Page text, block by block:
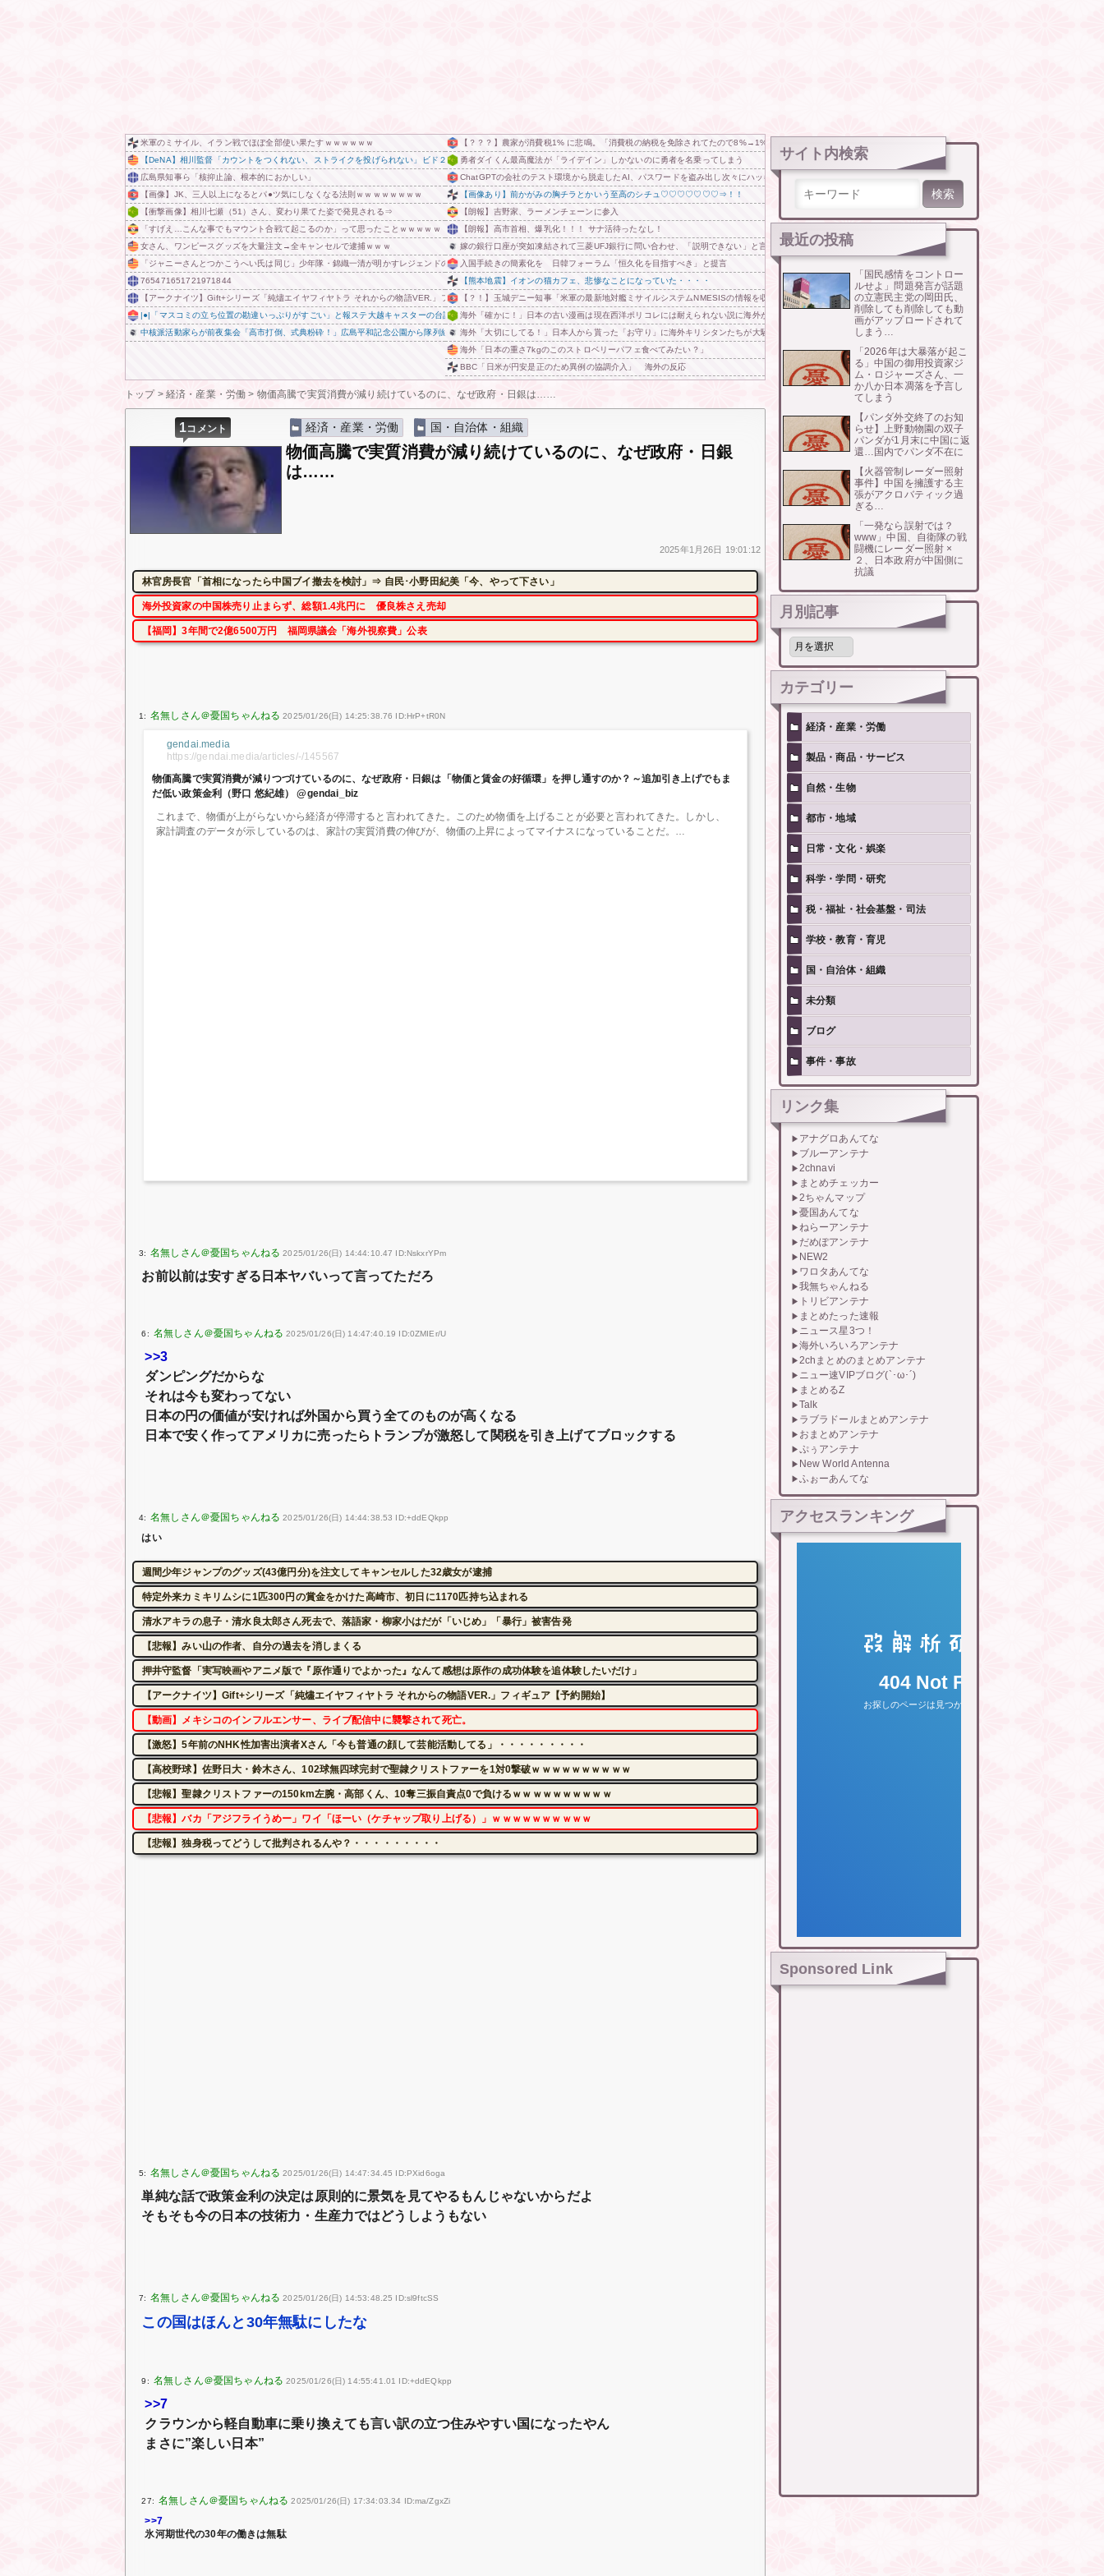
米軍のミサイル、イラン戦でほぼ全部使い果たすｗｗｗｗｗｗ
【DeNA】相川監督「カウントをつくれない、ストライクを投げられない」ビド２軍再調整を明言
広島県知事ら「核抑止論、根本的におかしい」
【画像】JK、三人以上になるとパ●ツ気にしなくなる法則ｗｗｗｗｗｗｗｗ
【衝撃画像】相川七瀬（51）さん、変わり果てた姿で発見される⇒
「すげえ…こんな事でもマウント合戦て起こるのか」って思ったことｗｗｗｗｗ
女さん、ワンピースグッズを大量注文→全キャンセルで逮捕ｗｗｗ
「ジャニーさんとつかこうへい氏は同じ」少年隊・錦織一清が明かすレジェンドの共通点と我流の演出論
765471651721971844
【アークナイツ】Gift+シリーズ「純燼エイヤフィヤトラ それからの物語VER.」フィギュア【予約開始】
|●|「マスコミの立ち位置の勘違いっぷりがすごい」と報ステ大越キャスターの台詞に視聴者絶句、高市とトランプを同列視させようという思惑がひしひしと
中核派活動家らが前夜集会「高市打倒、式典粉砕！」広島平和記念公園から隊列組みデモ行進 他
【？？？】農家が消費税1% に悲鳴。「消費税の納税を免除されてたので8%→1%だと手取りが7%減るんです」
勇者ダイくん最高魔法が「ライデイン」しかないのに勇者を名乗ってしまう
ChatGPTの会社のテスト環境から脱走したAI、パスワードを盗み出し次々にハッキングしていたことが判明
【画像あり】前かがみの胸チラとかいう至高のシチュ♡♡♡♡♡♡♡⇒！！
【朗報】吉野家、ラーメンチェーンに参入
【朗報】高市首相、爆乳化！！！ サナ活待ったなし！
嫁の銀行口座が突如凍結されて三菱UFJ銀行に問い合わせ、「説明できない」と言われて警察に相談しにいくと……
入国手続きの簡素化を 日韓フォーラム「恒久化を目指すべき」と提言
【熊本地震】イオンの猫カフェ、悲惨なことになっていた・・・・
【？！】玉城デニー知事「米軍の最新地対艦ミサイルシステムNMESISの情報を収集したい」
海外「確かに！」日本の古い漫画は現在西洋ポリコレには耐えられない説に海外が大騒ぎ
海外「大切にしてる！」日本人から貰った「お守り」に海外キリシタンたちが大騒ぎ
海外「日本の重さ7kgのこのストロベリーパフェ食べてみたい？」
BBC「日米が円安是正のため異例の協調介入」 海外の反応
トップ> 経済・産業・労働 > 物価高騰で実質消費が減り続けているのに、なぜ政府・日銀は……
1コメント 経済・産業・労働 国・自治体・組織
物価高騰で実質消費が減り続けているのに、なぜ政府・日銀
は……
2025年1月26日 19:01:12
林官房長官「首相になったら中国ブイ撤去を検討」⇒ 自民･小野田紀美「今、やって下さい」
海外投資家の中国株売り止まらず、総額1.4兆円に 優良株さえ売却
【福岡】3年間で2億6500万円 福岡県議会「海外視察費」公表
1: 2025/01/26(日) 14:25:38.76 ID:HrP+tR0N
gendai.media
https://gendai.media/articles/-/145567
物価高騰で実質消費が減りつづけているのに、なぜ政府・日銀は「物価と賃金の好循環」を押し通すのか？～追加引き上げでもま
だ低い政策金利（野口 悠紀雄） @gendai_biz
これまで、物価が上がらないから経済が停滞すると言われてきた。このため物価を上げることが必要と言われてきた。しかし、
家計調査のデータが示しているのは、家計の実質消費の伸びが、物価の上昇によってマイナスになっていることだ。
3: 2025/01/26(日) 14:44:10.47 ID:NskxrYPm
お前以前は安すぎる日本ヤバいって言ってただろ
6: 2025/01/26(日) 14:47:40.19 ID:0ZMIEr/U
>>3
ダンピングだからな
それは今も変わってない
日本の円の価値が安ければ外国から買う全てのものが高くなる
日本で安く作ってアメリカに売ったらトランプが激怒して関税を引き上げてブロックする
4: 2025/01/26(日) 14:44:38.53 ID:+ddEQkpp
はい
週間少年ジャンプのグッズ(43億円分)を注文してキャンセルした32歳女が逮捕
特定外来カミキリムシに1匹300円の賞金をかけた高崎市、初日に1170匹持ち込まれる
清水アキラの息子・清水良太郎さん死去で、落語家・柳家小はだが「いじめ」「暴行」被害告発
【悲報】みい山の作者、自分の過去を消しまくる
押井守監督「実写映画やアニメ版で『原作通りでよかった』なんて感想は原作の成功体験を追体験したいだけ」
【アークナイツ】Gift+シリーズ「純燼エイヤフィヤトラ それからの物語VER.」フィギュア【予約開始】
【動画】メキシコのインフルエンサー、ライブ配信中に襲撃されて死亡。
【激怒】5年前のNHK性加害出演者Xさん「今も普通の顔して芸能活動してる」・・・・・・・・・
【高校野球】佐野日大・鈴木さん、102球無四球完封で聖隷クリストファーを1対0撃破ｗｗｗｗｗｗｗｗｗｗ
【悲報】聖隷クリストファーの150km左腕・高部くん、10奪三振自責点0で負けるｗｗｗｗｗｗｗｗｗｗ
【悲報】バカ「アジフライうめー」ワイ「ほーい（ケチャップ取り上げる）」ｗｗｗｗｗｗｗｗｗｗ
【悲報】独身税ってどうして批判されるんや？・・・・・・・・・
5: 2025/01/26(日) 14:47:34.45 ID:PXid6oga
単純な話で政策金利の決定は原則的に景気を見てやるもんじゃないからだよ
そもそも今の日本の技術力・生産力ではどうしようもない
7: 2025/01/26(日) 14:53:48.25 ID:sl9ftcSS
この国はほんと30年無駄にしたな
9: 2025/01/26(日) 14:55:41.01 ID:+ddEQkpp
>>7
クラウンから軽自動車に乗り換えても言い訳の立つ住みやすい国になったやん
まさに”楽しい日本”
27: 2025/01/26(日) 17:34:03.34 ID:ma/ZgxZi
>>7
氷河期世代の30年の働きは無駄
サイト内検索
最近の投稿
「国民感情をコントロー
ルせよ」問題発言が話題
の立憲民主党の岡田氏、
削除しても削除しても動
画がアップロードされて
しまう…
「2026年は大暴落が起こ
る」中国の御用投資家ジ
ム・ロジャーズさん、一
か八か日本凋落を予言し
てしまう
【パンダ外交終了のお知
らせ】上野動物園の双子
パンダが1月末に中国に返
還…国内でパンダ不在に
【火器管制レーダー照射
事件】中国を擁護する主
張がアクロバティック過
ぎる…
「一発なら誤射では？
www」中国、自衛隊の戦
闘機にレーダー照射 ×
２、日本政府が中国側に
抗議
月別記事
月
記
事
カテゴリー
経済・産業・労働
製品・商品・サービス
自然・生物
都市・地域
日常・文化・娯楽
科学・学問・研究
税・福祉・社会基盤・司法
学校・教育・育児
国・自治体・組織
未分類
ブログ
事件・事故
リンク集
アナグロあんてな
ブルーアンテナ
2chnavi
まとめチェッカー
2ちゃんマップ
憂国あんてな
ねらーアンテナ
だめぽアンテナ
NEW2
ワロタあんてな
我無ちゃんねる
トリビアンテナ
まとめたった速報
ニュース星3つ！
海外いろいろアンテナ
2chまとめのまとめアンテナ
ニュー速VIPブログ(`･ω･´)
まとめるZ
Talk
ラブラドールまとめアンテナ
おまとめアンテナ
ぷぅアンテナ
New World Antenna
ふぉーあんてな
アクセスランキング
Sponsored Link